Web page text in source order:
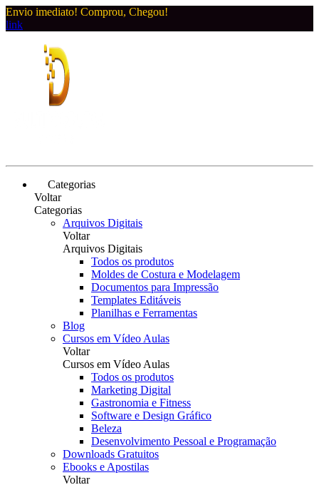
Envio imediato! Comprou, Chegou!
link
Categorias
Voltar
Categorias
Arquivos Digitais
Voltar
Arquivos Digitais
Todos os produtos
Moldes de Costura e Modelagem
Documentos para Impressão
Templates Editáveis
Planilhas e Ferramentas
Blog
Cursos em Vídeo Aulas
Voltar
Cursos em Vídeo Aulas
Todos os produtos
Marketing Digital
Gastronomia e Fitness
Software e Design Gráfico
Beleza
Desenvolvimento Pessoal e Programação
Downloads Gratuitos
Ebooks e Apostilas
Voltar